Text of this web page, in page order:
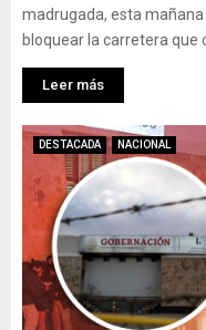
madrugada, esta
bloquear la carretera que
Leer más
DESTACADA NACIONAL